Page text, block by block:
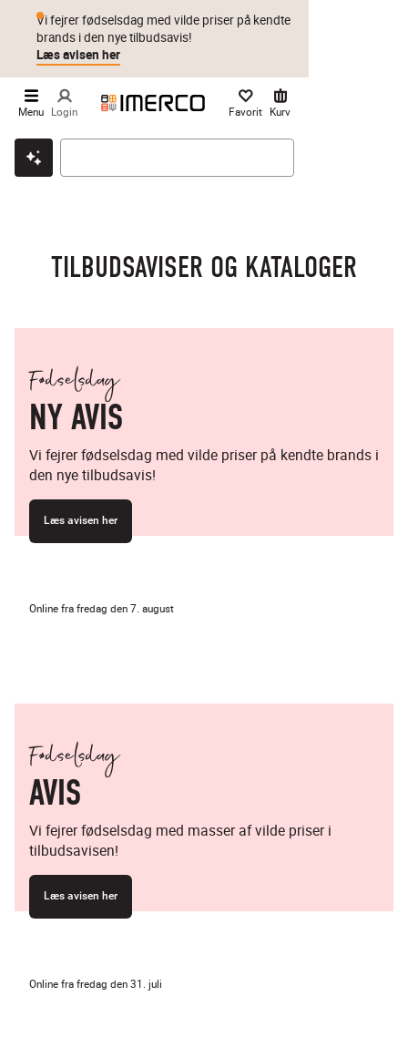
Klik & hent Byt i 1 år Prismatch
Vi fejrer fødselsdag med vilde priser på kendte
brands i den nye tilbudsavis!
Læs avisen her
Menu Login Favorit Kurv
TILBUDSAVISER OG KATALOGER
Fødselsdag
NY AVIS
Vi fejrer fødselsdag med vilde priser på kendte brands i
den nye tilbudsavis!
Læs avisen her
Online fra fredag den 7. august
Fødselsdag
AVIS
Vi fejrer fødselsdag med masser af vilde priser i
tilbudsavisen!
Læs avisen her
Online fra fredag den 31. juli